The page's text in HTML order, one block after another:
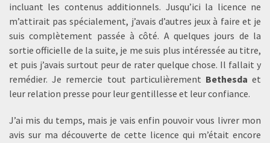
incluant les contenus additionnels. Jusqu’ici la licence ne
m’attirait pas spécialement, j’avais d’autres jeux à faire et je
suis complètement passée à côté. A quelques jours de la
sortie officielle de la suite, je me suis plus intéressée au titre,
et puis j’avais surtout peur de rater quelque chose. Il fallait y
remédier. Je remercie tout particulièrement Bethesda et
leur relation presse pour leur gentillesse et leur confiance.
J’ai mis du temps, mais je vais enfin pouvoir vous livrer mon
avis sur ma découverte de cette licence qui m’était encore